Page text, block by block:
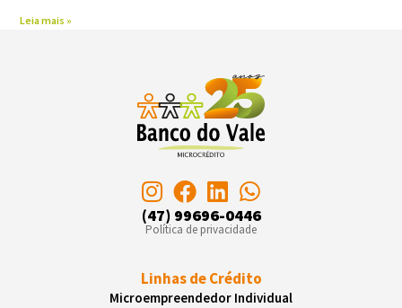
Leia mais »
(47) 99696-0446
Política de privacidade
Linhas de Crédito
Microempreendedor Individual